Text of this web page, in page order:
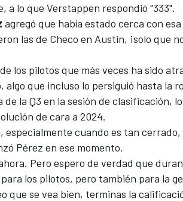
, a lo que Verstappen respondió "333".
agregó que había estado cerca con
las de Checo en Austin, ¡solo que
los pilotos que más veces ha sido
algo que incluso lo persiguió hasta la
la Q3 en la sesión de clasificación,
de cara a 2024.
especialmente cuando es tan
Pérez en ese momento.
Pero espero de verdad que
los pilotos, pero también para la
que se vea bien, terminas la